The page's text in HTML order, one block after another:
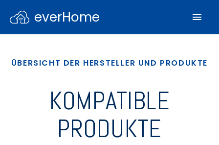
everHome
ÜBERSICHT DER HERSTELLER UND PRODUKTE
KOMPATIBLE
PRODUKTE